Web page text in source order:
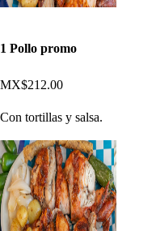
1 Pollo promo
MX$212.00
Con tortillas y salsa.